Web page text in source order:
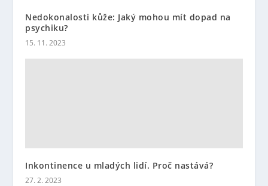
Nedokonalosti kůže: Jaký mohou mít dopad na
psychiku?
15. 11. 2023
Inkontinence u mladých lidí. Proč nastává?
27. 2. 2023